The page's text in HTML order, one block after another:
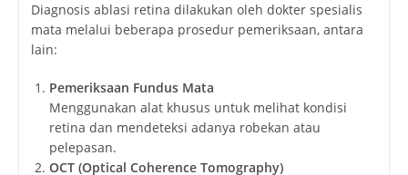
Diagnosis ablasi retina dilakukan oleh dokter spesialis
mata melalui beberapa prosedur pemeriksaan, antara
lain:
Pemeriksaan Fundus Mata
Menggunakan alat khusus untuk melihat kondisi
retina dan mendeteksi adanya robekan atau
pelepasan.
OCT (Optical Coherence Tomography)